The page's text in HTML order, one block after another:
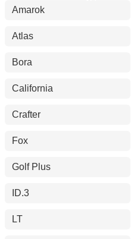
Amarok
Atlas
Bora
California
Crafter
Fox
Golf Plus
ID.3
LT